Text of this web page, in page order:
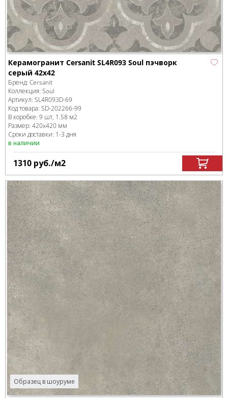
Керамогранит Cersanit SL4R093 Soul пэчворк
серый 42x42
Бренд: Cersanit
Коллекция: Soul
Артикул: SL4R093D-69
Код товара: SD-202266-99
В коробке: 9 шт, 1.58 м2
Размер: 420x420 мм
Сроки доставки: 1-3 дня
в наличии
1310 руб./м2
Образец в шоуруме